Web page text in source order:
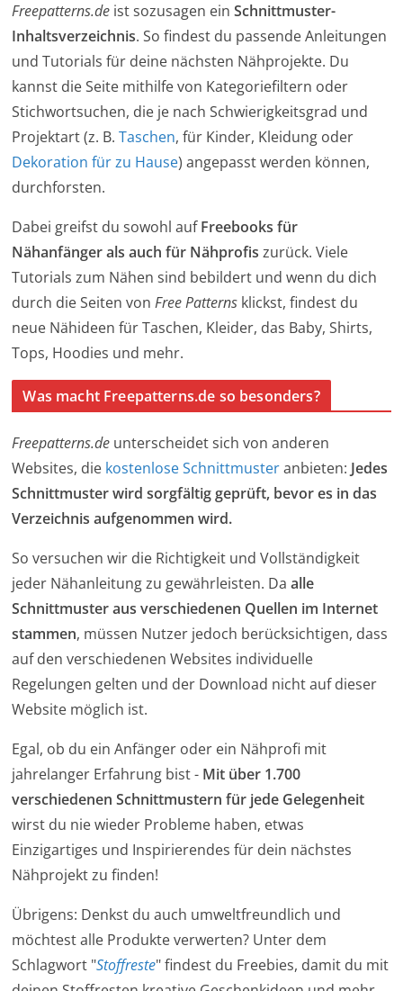
Freepatterns.de ist sozusagen einSchnittmuster-
Inhaltsverzeichnis. So findest du passende Anleitungen
und Tutorials für deine nächsten Nähprojekte. Du
kannst die Seite mithilfe von Kategoriefiltern oder
Stichwortsuchen, die je nach Schwierigkeitsgrad und
Projektart (z. B.Taschen, für Kinder, Kleidung oder
Dekoration für zu Hause) angepasst werden können,
durchforsten.
Dabei greifst du sowohl aufFreebooks für
Nähanfänger als auch für Nähprofis zurück. Viele
Tutorials zum Nähen sind bebildert und wenn du dich
durch die Seiten von Free Patterns klickst, findest du
neue Nähideen für Taschen, Kleider, das Baby, Shirts,
Tops, Hoodies und mehr.
Was macht Freepatterns.de so besonders?
Freepatterns.de unterscheidet sich von anderen
Websites, die kostenlose Schnittmusteranbieten: Jedes
Schnittmuster wird sorgfältig geprüft, bevor es in das
Verzeichnis aufgenommen wird.
So versuchen wir die Richtigkeit und Vollständigkeit
jeder Nähanleitung zu gewährleisten. Daalle
Schnittmuster aus verschiedenen Quellen im Internet
stammen, müssen Nutzer jedoch berücksichtigen, dass
auf den verschiedenen Websites individuelle
Regelungen gelten und der Download nicht auf dieser
Website möglich ist.
Egal, ob du ein Anfänger oder ein Nähprofi mit
jahrelanger Erfahrung bist - Mit über 1.700
verschiedenen Schnittmustern für jede Gelegenheit
wirst du nie wieder Probleme haben, etwas
Einzigartiges und Inspirierendes für dein nächstes
Nähprojekt zu finden!
Übrigens: Denkst du auch umweltfreundlich und
möchtest alle Produkte verwerten? Unter dem
Schlagwort "Stoffreste" findest du Freebies, damit du mit